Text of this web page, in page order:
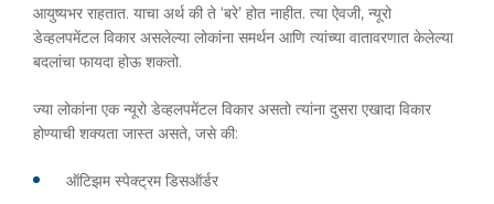
आयुष्यभर राहतात. याचा अर्थ की ते ‘बरे’ होत नाहीत. त्या ऐवजी, न्यूरो
डेव्हलपमेंटल विकार असलेल्या लोकांना समर्थन आणि त्यांच्या वातावरणात केलेल्या
बदलांचा फायदा होऊ शकतो.
ज्या लोकांना एक न्यूरो डेव्हलपमेंटल विकार असतो त्यांना दुसरा एखादा विकार
होण्याची शक्यता जास्त असते, जसे की:
ऑटिझम स्पेक्ट्रम डिसऑर्डर